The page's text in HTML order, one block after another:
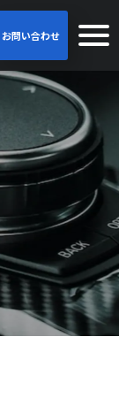
お問い合わせ